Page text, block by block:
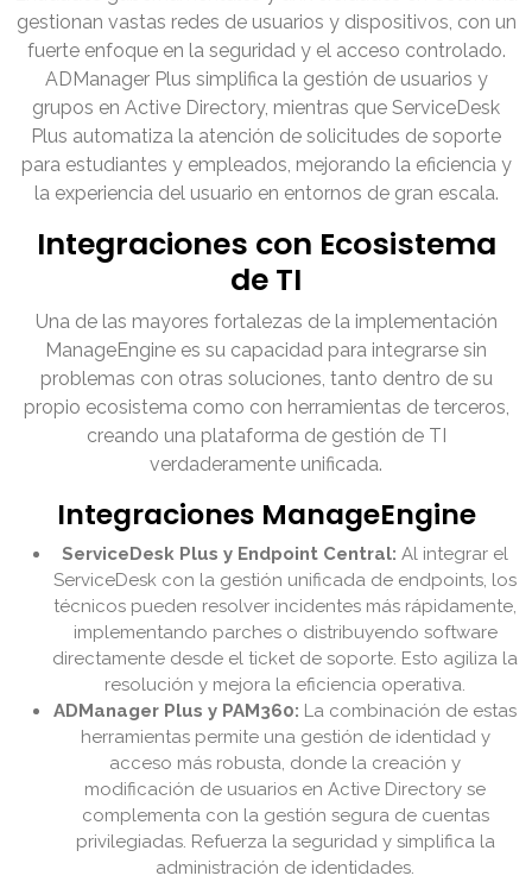
gestionan vastas redes de usuarios y dispositivos, con un
fuerte enfoque en la seguridad y el acceso controlado.
ADManager Plus simplifica la gestión de usuarios y
grupos en Active Directory, mientras que ServiceDesk
Plus automatiza la atención de solicitudes de soporte
para estudiantes y empleados, mejorando la eficiencia y
la experiencia del usuario en entornos de gran escala.
Integraciones con Ecosistema
de TI
Una de las mayores fortalezas de la implementación
ManageEngine es su capacidad para integrarse sin
problemas con otras soluciones, tanto dentro de su
propio ecosistema como con herramientas de terceros,
creando una plataforma de gestión de TI
verdaderamente unificada.
Integraciones ManageEngine
ServiceDesk Plus y Endpoint Central: Al integrar el
ServiceDesk con la gestión unificada de endpoints, los
técnicos pueden resolver incidentes más rápidamente,
implementando parches o distribuyendo software
directamente desde el ticket de soporte. Esto agiliza la
resolución y mejora la eficiencia operativa.
ADManager Plus y PAM360: La combinación de estas
herramientas permite una gestión de identidad y
acceso más robusta, donde la creación y
modificación de usuarios en Active Directory se
complementa con la gestión segura de cuentas
privilegiadas. Refuerza la seguridad y simplifica la
administración de identidades.